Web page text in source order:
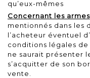
qu’eux-mêmes
Concernant les armes
mentionnés dans les
l’acheteur éventuel
conditions légales de
ne saurait présenter
s’acquitter de son
vente.